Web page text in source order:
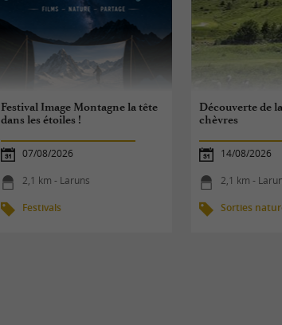
Festival Image Montagne la tête
dans les étoiles !
07/08/2026
2,1 km - Laruns
Festivals
Découverte de
chèvres
14/08/2026
2,1 km -
Sorties